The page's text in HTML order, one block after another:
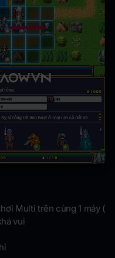
Multi trên cùng 1 máy (
vui